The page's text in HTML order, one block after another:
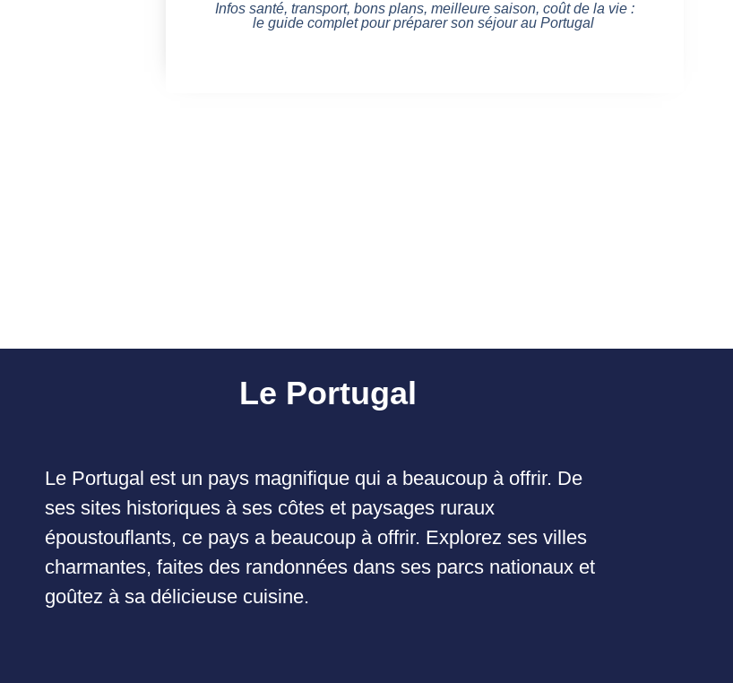
Infos santé, transport, bons plans, meilleure saison, coût de la vie :
le guide complet pour préparer son séjour au Portugal
Le Portugal
Le Portugal est un pays magnifique qui a beaucoup à offrir. De
ses sites historiques à ses côtes et paysages ruraux
époustouflants, ce pays a beaucoup à offrir. Explorez ses villes
charmantes, faites des randonnées dans ses parcs nationaux et
goûtez à sa délicieuse cuisine.